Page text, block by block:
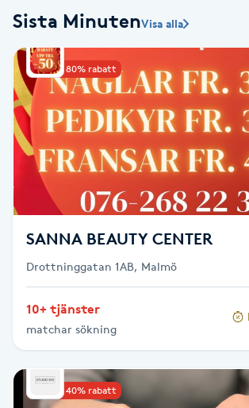
Babylights
Balayage
Bambumassage
Barber
Barnklippning
Brynformning
Sista MinutenVisa alla
Upp till 80% rabatt
SANNA BEAUTY CENTER
Drottninggatan 1AB, Malmö
10+ tjänster
matchar sökning
Upp till 40% rabatt